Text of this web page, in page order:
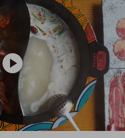
play_circle